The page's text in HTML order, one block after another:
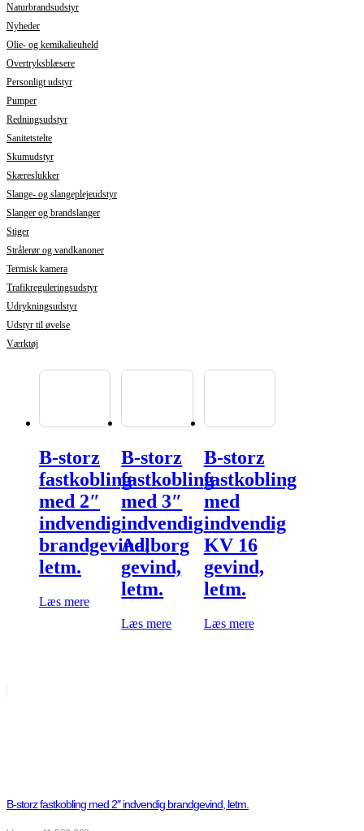
Naturbrandsudstyr
Nyheder
Olie- og kemikalieuheld
Overtryksblæsere
Personligt udstyr
Pumper
Redningsudstyr
Sanitetstelte
Skumudstyr
Skæreslukker
Slange- og slangeplejeudstyr
Slanger og brandslanger
Stiger
Strålerør og vandkanoner
Termisk kamera
Trafikreguleringsudstyr
Udrykningsudstyr
Udstyr til øvelse
Værktøj
B-storz
fastkobling
med 2″
indvendig
brandgevind,
letm.
Læs mere
B-storz
fastkobling
med 3″
indvendig
Aalborg
gevind,
letm.
Læs mere
B-storz
fastkobling
med
indvendig
KV 16
gevind,
letm.
Læs mere
B-storz fastkobling med 2″ indvendig brandgevind, letm.